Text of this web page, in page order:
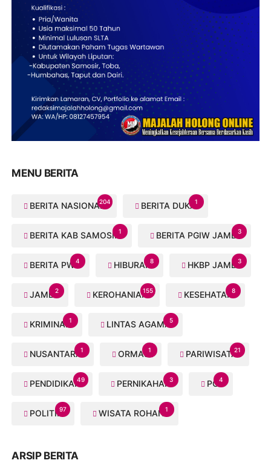
MENU BERITA
BERITA NASIONAL204 BERITA DUKA1
BERITA KAB SAMOSIR1 BERITA PGIW JAMBI3
BERITA PWI4 HIBURAN8 HKBP JAMBI3
JAMBI2 KEROHANIAN155 KESEHATAN8
KRIMINAL1 LINTAS AGAMA5
NUSANTARA1 ORMAS1 PARIWISATA21
PENDIDIKAN49 PERNIKAHAN3 PGI4
POLITIK97 WISATA ROHANI1
ARSIP BERITA